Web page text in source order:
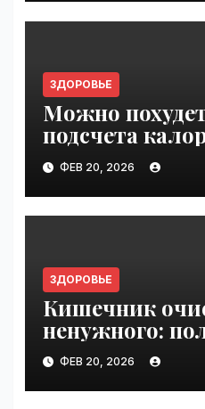
ЗДОРОВЬЕ
Можно
подсчета
продукты
VseTime.ru
ФЕВ 20, 2026
ЗДОРОВЬЕ
Кишечник
ненужного:
бактерий
больше за
VseTime.ru
ФЕВ 20, 2026